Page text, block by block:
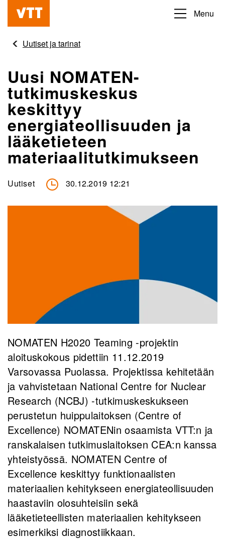
Hyppää
pääsisältöön
Beyond
obvious
Menu
Uutiset ja tarinat
Uusi NOMATEN-
tutkimuskeskus
keskittyy
energiateollisuuden ja
lääketieteen
materiaalitutkimukseen
Uutiset 30.12.2019 12:21
NOMATEN H2020 Teaming -projektin
aloituskokous pidettiin 11.12.2019
Varsovassa Puolassa. Projektissa kehitetään
ja vahvistetaan National Centre for Nuclear
Research (NCBJ) -tutkimuskeskukseen
perustetun huippulaitoksen (Centre of
Excellence) NOMATENin osaamista VTT:n ja
ranskalaisen tutkimuslaitoksen CEA:n kanssa
yhteistyössä. NOMATEN Centre of
Excellence keskittyy funktionaalisten
materiaalien kehitykseen energiateollisuuden
haastaviin olosuhteisiin sekä
lääketieteellisten materiaalien kehitykseen
esimerkiksi diagnostiikkaan.